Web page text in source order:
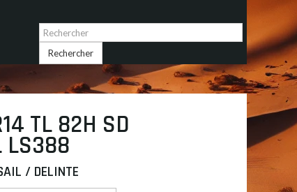
Rechercher
TL 82H SD
LS388
/ DELINTE